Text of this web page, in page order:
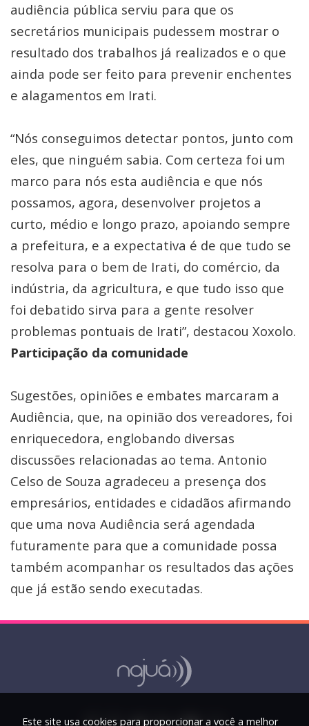
audiência pública serviu para que os
secretários municipais pudessem mostrar o
resultado dos trabalhos já realizados e o que
ainda pode ser feito para prevenir enchentes
e alagamentos em Irati.
“Nós conseguimos detectar pontos, junto com
eles, que ninguém sabia. Com certeza foi um
marco para nós esta audiência e que nós
possamos, agora, desenvolver projetos a
curto, médio e longo prazo, apoiando sempre
a prefeitura, e a expectativa é de que tudo se
resolva para o bem de Irati, do comércio, da
indústria, da agricultura, e que tudo isso que
foi debatido sirva para a gente resolver
problemas pontuais de Irati”, destacou Xoxolo.
Participação da comunidade
Sugestões, opiniões e embates marcaram a
Audiência, que, na opinião dos vereadores, foi
enriquecedora, englobando diversas
discussões relacionadas ao tema. Antonio
Celso de Souza agradeceu a presença dos
empresários, entidades e cidadãos afirmando
que uma nova Audiência será agendada
futuramente para que a comunidade possa
também acompanhar os resultados das ações
que já estão sendo executadas.
Este site usa cookies para proporcionar a você a melhor